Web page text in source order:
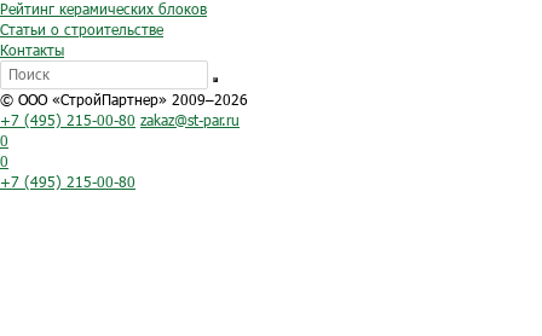
Рейтинг керамических блоков
Статьи о строительстве
Контакты
© ООО «СтройПартнер» 2009–2026
+7 (495) 215-00-80 zakaz@st-par.ru
0
0
+7 (495) 215-00-80